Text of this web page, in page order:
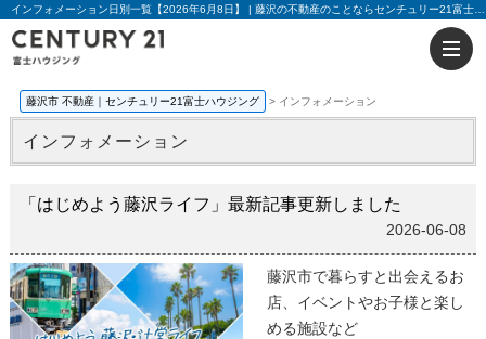
藤沢市 不動産｜センチュリー21富士ハウジング インフォメーション
インフォメーション
「はじめよう藤沢ライフ」最新記事更新しました
2026-06-08
藤沢市で暮らすと出会えるお
店、イベントやお子様と楽し
める施設など